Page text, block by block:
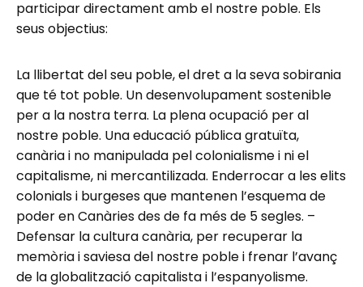
participar directament amb el nostre poble. Els
seus objectius:
La llibertat del seu poble, el dret a la seva sobirania
que té tot poble. Un desenvolupament sostenible
per a la nostra terra. La plena ocupació per al
nostre poble. Una educació pública gratuïta,
canària i no manipulada pel colonialisme i ni el
capitalisme, ni mercantilizada. Enderrocar a les elits
colonials i burgeses que mantenen l’esquema de
poder en Canàries des de fa més de 5 segles. –
Defensar la cultura canària, per recuperar la
memòria i saviesa del nostre poble i frenar l’avanç
de la globalització capitalista i l’espanyolisme.